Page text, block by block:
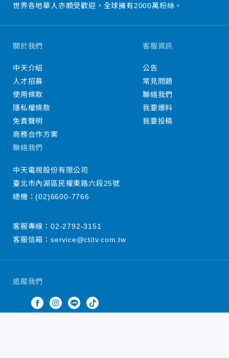
世界各地華人亦頗受歡迎，全球擁有2000萬粉絲。
追蹤我們
關於我們
中天介紹
人才招募
使用條款
隱私權條款
免責聲明
商務合作方案
客服資訊
公告
常見問題
聯絡我們
我要爆料
我要投稿
聯絡我們
中天電視股份有限公司
臺北市內湖區民權東路六段25號
總機：(02)6600-7766
客服專線： 02-2792-3151
客服信箱： service@ctitv.com.tw